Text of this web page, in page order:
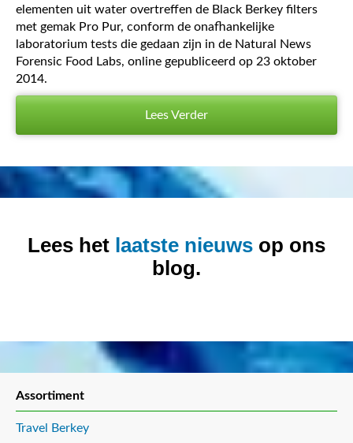
elementen uit water overtreffen de Black Berkey filters
met gemak Pro Pur, conform de onafhankelijke
laboratorium tests die gedaan zijn in de Natural News
Forensic Food Labs, online gepubliceerd op 23 oktober
2014.
Lees Verder
Lees het laatste nieuws op ons
blog.
Assortiment
Travel Berkey